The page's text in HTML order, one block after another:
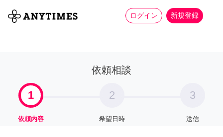
ログイン 新規登録
全て 家事 more_horiz
依頼相談
1
依頼内容
2
希望日時
3
送信